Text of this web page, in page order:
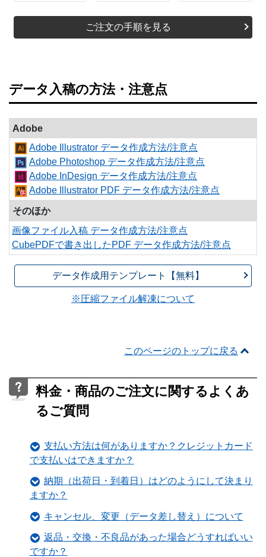
ご注文の手順を見る
データ入稿の方法・注意点
Adobe
Adobe Illustrator データ作成方法/注意点
Adobe Photoshop データ作成方法/注意点
Adobe InDesign データ作成方法/注意点
Adobe Illustrator PDF データ作成方法/注意点
そのほか
画像ファイル入稿 データ作成方法/注意点
CubePDFで書き出したPDF データ作成方法/注意点
データ作成用テンプレート【無料】
※圧縮ファイル解凍について
このページのトップに戻る
料金・商品のご注文に関するよくあ
るご質問
支払い方法は何がありますか？クレジットカード
で支払いはできますか？
納期（出荷日・到着日）はどのようにして決まり
ますか？
キャンセル、変更（データ差し替え）について
返品・交換・不良品があった場合どうすればいい
ですか？